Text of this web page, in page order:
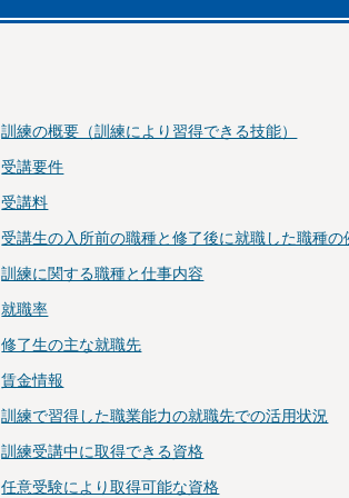
訓練の概要（訓練により習得できる技能）
受講要件
受講料
受講生の入所前の職種と修了後に就職した職種の
訓練に関する職種と仕事内容
就職率
修了生の主な就職先
賃金情報
訓練で習得した職業能力の就職先での活用状況
訓練受講中に取得できる資格
任意受験により取得可能な資格